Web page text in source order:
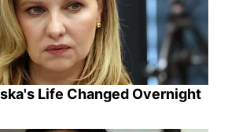
Life Changed Overnight